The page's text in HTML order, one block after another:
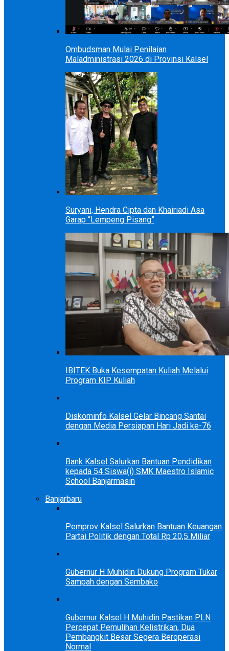
Ombudsman Mulai Penilaian
Maladministrasi 2026 di Provinsi Kalsel
Suryani, Hendra Cipta dan Khairiadi Asa
Garap “Lempeng Pisang”
IBITEK Buka Kesempatan Kuliah Melalui
Program KIP Kuliah
Diskominfo Kalsel Gelar Bincang Santai
dengan Media Persiapan Hari Jadi ke-76
Bank Kalsel Salurkan Bantuan Pendidikan
kepada 54 Siswa(i) SMK Maestro Islamic
School Banjarmasin
Banjarbaru
Pemprov Kalsel Salurkan Bantuan Keuangan
Partai Politik dengan Total Rp 20,5 Miliar
Gubernur H Muhidin Dukung Program Tukar
Sampah dengan Sembako
Gubernur Kalsel H Muhidin Pastikan PLN
Percepat Pemulihan Kelistrikan, Dua
Pembangkit Besar Segera Beroperasi
Normal